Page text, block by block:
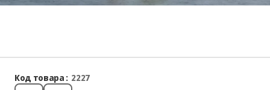
Код товара : 2227